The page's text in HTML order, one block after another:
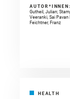
AUTOR*INNEN:
Gutheil, Julian;
Veeranki, Sai
Feichtner, Franz
HEALTH